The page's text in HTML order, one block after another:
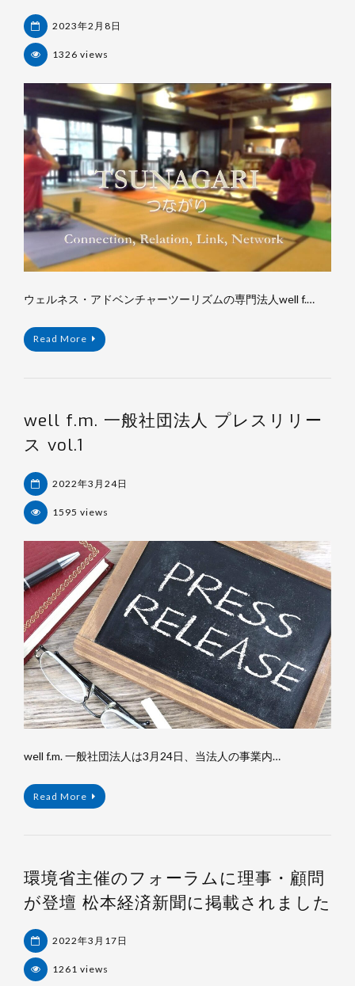
2023年2月8日
浦
裕
樹
1326 views
ウェルネス・アドベンチャーツーリズムの専門法人well f.…
Read More
well f.m. 一般社団法人 プレスリリー
ス vol.1
2022年3月24日
裕
樹
1595 views
well f.m. 一般社団法人は3月24日、当法人の事業内…
Read More
環境省主催のフォーラムに理事・顧問
が登壇 松本経済新聞に掲載されました
2022年3月17日
1261 views